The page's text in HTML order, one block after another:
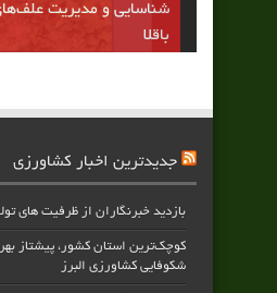
شناسایی و مدیریت
باقلا
جدیدترین اخبار کشاورزی
بازدید خبرنگاران از ظرفیت های
کوچک‌ترین استان کشور، پیشتاز
شکوفایی کشاورزی البرز